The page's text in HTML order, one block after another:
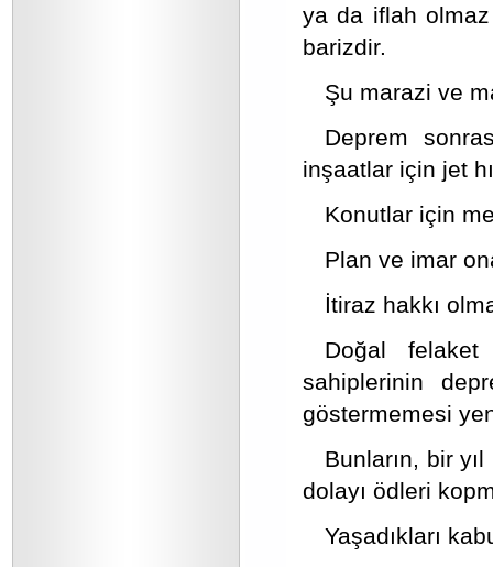
ya da iflah olmaz
barizdir.
Şu marazi ve
Deprem
inşaatlar için jet
Konutlar için
Plan ve imar
İtiraz hakkı
Doğal
sahiplerinin
göstermemesi
Bunların, bir
dolayı ödleri
Yaşadıkları